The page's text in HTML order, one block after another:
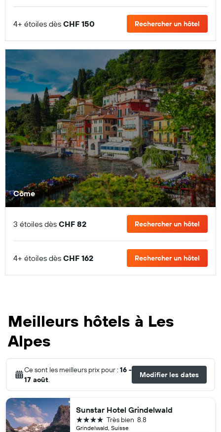
4+ étoiles dès CHF 150 Rechercher un hôtel
Côme
3 étoiles dès CHF 82 Rechercher un hôtel
4+ étoiles dès CHF 162 Rechercher un hôtel
Meilleurs hôtels à Les
Alpes
Ce sont les meilleurs prix pour : 16 -
17 août.
Modifier les dates
Sunstar Hotel Grindelwald
Grindelwald, Suisse
8.8
Très bien
4 étoiles